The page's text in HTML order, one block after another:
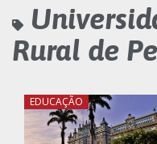
Rural de
EDUCAÇÃO